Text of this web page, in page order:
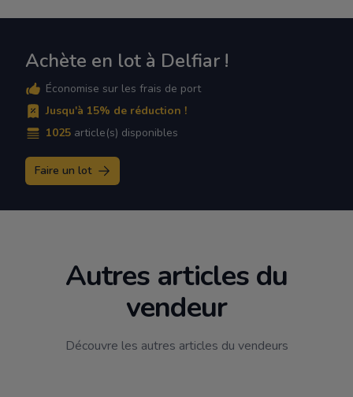
Achète en lot à Delfiar !
Économise sur les frais de port
Jusqu'à 15% de réduction !
1025 article(s) disponibles
Faire un lot
Autres articles du
vendeur
Découvre les autres articles du vendeurs